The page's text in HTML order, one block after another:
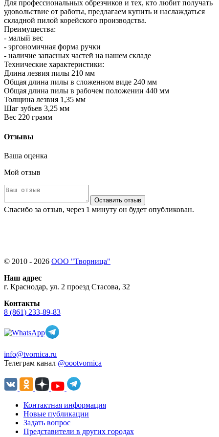
Для профессиональных обрезчиков и тех, кто любит получать
удовольствие от работы, предлагаем купить и наслаждаться
складной пилой корейского производства.
Преимущества:
- малый вес
- эргономичная форма ручки
- наличие запасных частей на нашем складе
Технические характеристики:
Длина лезвия пилы 210 мм
Общая длина пилы в сложенном виде 240 мм
Общая длина пилы в рабочем положении 440 мм
Толщина лезвия 1,35 мм
Шаг зубьев 3,25 мм
Вес 220 грамм
Отзывы
Ваша оценка
Мой отзыв
Оставить отзыв
Спасибо за отзыв, через 1 минуту он будет опубликован.
© 2010 - 2026 ООО "Творница"
Наш адрес
г. Краснодар, ул. 2 проезд Стасова, 32
Контакты
8 (861) 233-89-83
info@tvornica.ru
Телеграм канал @oootvornica
Контактная информация
Новые публикации
Задать вопрос
Представители в других городах